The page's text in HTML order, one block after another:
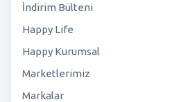
İndirim Bülteni
Happy Life
Happy Kurumsal
Marketlerimiz
Markalar